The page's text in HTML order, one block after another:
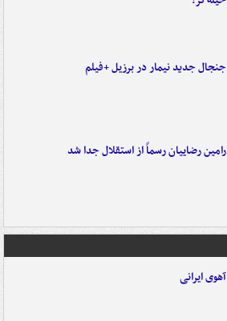
جنجال جدید نیمار در برزیل +فیلم
رامین رضاییان رسماً از استقلال جدا شد
آهوی ایرانی